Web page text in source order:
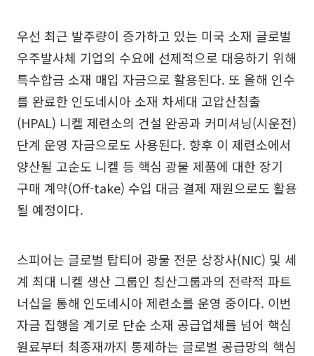
우선 최근 발주량이 증가하고 있는 미국 소재 글로벌
우주발사체 기업의 수요에 선제적으로 대응하기 위해
특수합금 소재 매입 자금으로 활용된다. 또 올해 인수
를 완료한 인도네시아 소재 차세대 고압산침출
(HPAL) 니켈 제련소의 건설 완공과 커미셔닝(시운전)
단계 운영 자금으로도 사용된다. 향후 이 제련소에서
양산될 고순도 니켈 등 핵심 광물 제품에 대한 장기
구매 계약(Off-take) 수입 대금 결제 재원으로도 활용
될 예정이다.
스피어는 글로벌 탑티어 광물 전문 상장사(NIC) 및 세
계 최대 니켈 생산 그룹인 칭산그룹과의 전략적 파트
너십을 통해 인도네시아 제련소를 운영 중이다. 이번
자금 집행을 계기로 단순 소재 공급업체를 넘어 핵심
원료부터 최종재까지 통제하는 글로벌 공급망의 핵심